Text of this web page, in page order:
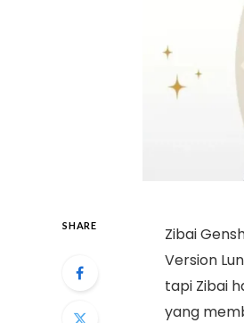
SHARE
Zibai
Version
tapi Zibai
yang